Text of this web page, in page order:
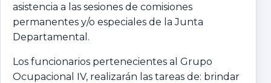
asistencia a las sesiones de comisiones
permanentes y/o especiales de la Junta
Departamental.
Los funcionarios pertenecientes al Grupo
Ocupacional IV, realizarán las tareas de: brindar